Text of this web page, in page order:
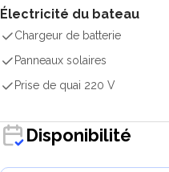
Électricité du bateau
Chargeur de batterie
Panneaux solaires
Prise de quai 220 V
Disponibilité